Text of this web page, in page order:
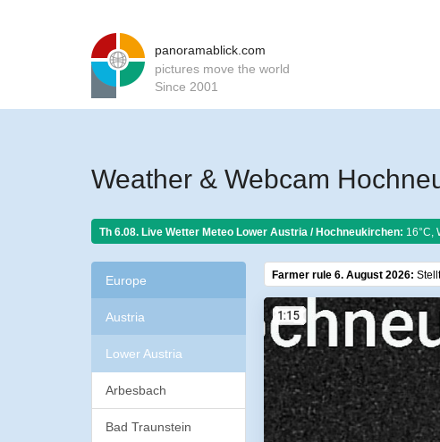
panoramablick.com
pictures move the world
Since 2001
Weather & Webcam
Th 6.08. Live Wetter Meteo Lower Austria / Hochneukirchen: 16°C,
Europe
Austria
Lower Austria
Arbesbach
Bad Traunstein
Farmer rule 6. August 2026: